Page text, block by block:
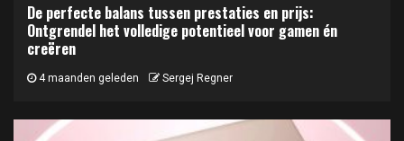
De perfecte balans tussen prestaties en prijs:
Ontgrendel het volledige potentieel voor gamen én
creëren
4 maanden geleden Sergej Regner